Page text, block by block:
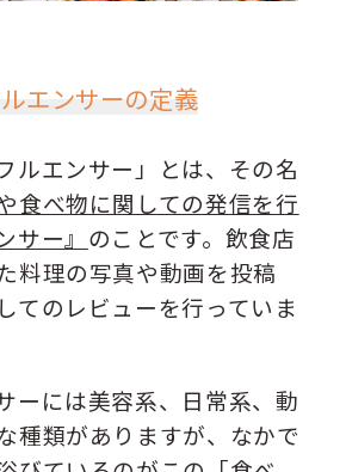
エンサーの定義
ルエンサー」とは、その名
食べ物に関しての発信を行
サー』 のことです。飲食店
料理の写真や動画を投稿
てのレビューを行っていま
ーには美容系、日常系、動
種類がありますが、なかで